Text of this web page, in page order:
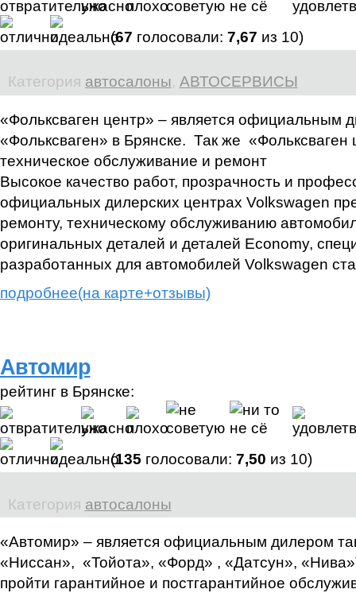
(67 голосовали: 7,67 из 10)
Категория автосалоны, АВТОСЕРВИСЫ
«Фольксваген центр» – является официальным
«Фольксваген» в Брянске. Так же «Фольксваген
техническое обслуживание и ремонт
Высокое качество работ, прозрачность и
официальных дилерских центрах Volkswagen
ремонту, техническому обслуживанию
оригинальных деталей и деталей Economy,
разработанных для автомобилей Volkswagen
подробнее(на карте+отзывы)
Автомир
рейтинг в Брянске:
(135 голосовали: 7,50 из 10)
Категория автосалоны
«Автомир» – является официальным дилером
«Ниссан», «Тойота», «Форд» , «Датсун»,
пройти гарантийное и постгарантийное